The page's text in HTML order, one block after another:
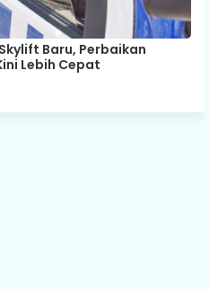
Baru, Perbaikan
Lebih Cepat